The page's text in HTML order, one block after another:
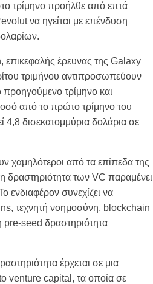
τρίμηνο προήλθε από επτά
να ηγείται με επένδυση
έρευνας της Galaxy
τριμήνου αντιπροσωπεύουν
τρίμηνο και
από το πρώτο τρίμηνο του
4,8 δισεκατομμύρια δολάρια σε
χαμηλότεροι από τα επίπεδα της
δραστηριότητα των VC παραμένει
ενδιαφέρον συνεχίζει να
τεχνητή νοημοσύνη, blockchain
seed δραστηριότητα
έρχεται σε μια
venture capital, τα οποία σε